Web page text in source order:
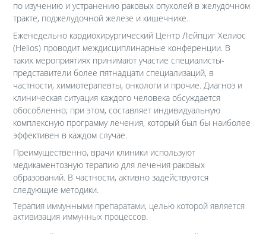
по изучению и устранению раковых опухолей в желудочном
тракте, поджелудочной железе и кишечнике.
Еженедельно кардиохирургический Центр Лейпциг Хелиос
(Helios) проводит междисциплинарные конференции. В
таких мероприятиях принимают участие специалисты-
представители более пятнадцати специализаций, в
частности, химиотерапевты, онкологи и прочие. Диагноз и
клиническая ситуация каждого человека обсуждается
обособленно; при этом, составляет индивидуальную
комплексную программу лечения, который был бы наиболее
эффективен в каждом случае.
Преимущественно, врачи клиники используют
медикаментозную терапию для лечения раковых
образований. В частности, активно задействуются
следующие методики.
Терапия иммунными препаратами, целью которой является
активизация иммунных процессов.